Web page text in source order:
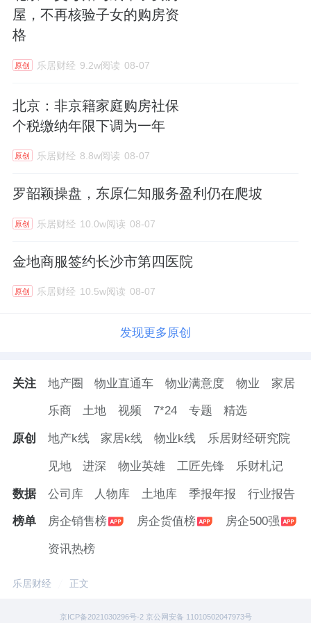
屋，不再核验子女的购房资
格
原创 乐居财经 9.2w阅读 08-07
北京：非京籍家庭购房社保
个税缴纳年限下调为一年
原创 乐居财经 8.8w阅读 08-07
罗韶颖操盘，东原仁知服务盈利仍在爬坡
原创 乐居财经 10.0w阅读 08-07
金地商服签约长沙市第四医院
原创 乐居财经 10.5w阅读 08-07
发现更多原创
关注 地产圈 物业直通车 物业满意度 物业 家居
乐商 土地 视频 7*24 专题 精选
原创 地产k线 家居k线 物业k线 乐居财经研究院
见地 进深 物业英雄 工匠先锋 乐财札记
数据 公司库 人物库 土地库 季报年报 行业报告
榜单 房企销售榜 房企货值榜 房企500强
资讯热榜
乐居财经 正文
京ICP备2021030296号-2 京公网安备 11010502047973号